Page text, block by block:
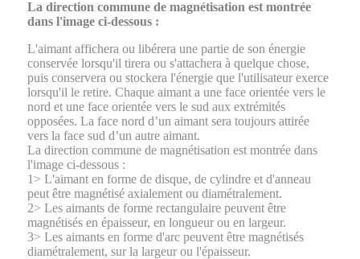
La direction commune de magnétisation est montrée
dans l'image ci-dessous :
L'aimant affichera ou libérera une partie de son énergie
conservée lorsqu'il tirera ou s'attachera à quelque chose,
puis conservera ou stockera l'énergie que l'utilisateur exerce
lorsqu'il le retire. Chaque aimant a une face orientée vers le
nord et une face orientée vers le sud aux extrémités
opposées. La face nord d’un aimant sera toujours attirée
vers la face sud d’un autre aimant.
La direction commune de magnétisation est montrée dans
l'image ci-dessous :
1> L'aimant en forme de disque, de cylindre et d'anneau
peut être magnétisé axialement ou diamétralement.
2> Les aimants de forme rectangulaire peuvent être
magnétisés en épaisseur, en longueur ou en largeur.
3> Les aimants en forme d'arc peuvent être magnétisés
diamétralement, sur la largeur ou l'épaisseur.